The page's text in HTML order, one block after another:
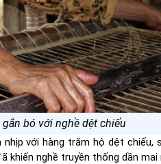
bó với nghề dệt chiếu
với hàng trăm hộ dệt chiếu,
khiến nghề truyền thống dần mai